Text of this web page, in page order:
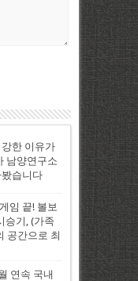
한 이유가
남양연구소
습니다
임 끝! 볼보
승기, (가족
공간으로 최
연속 국내